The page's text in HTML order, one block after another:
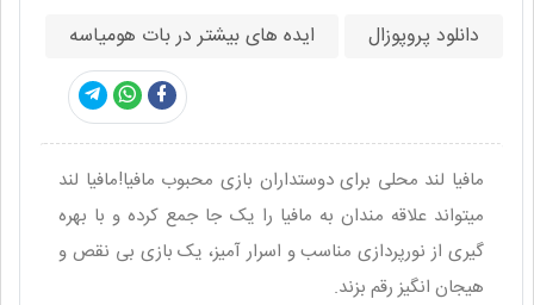
دانلود پروپوزال ایده های بیشتر در بات هومیاسه
مافیا لند محلی برای دوستداران بازی محبوب مافیا!مافیا لند
میتواند علاقه مندان به مافیا را یک جا جمع کرده و با بهره
گیری از نورپردازی مناسب و اسرار آمیز، یک بازی بی نقص و
هیجان انگیز رقم بزند.